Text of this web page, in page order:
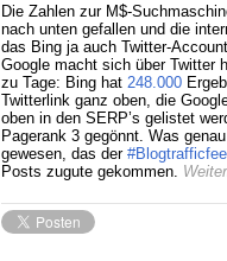
Die Zahlen zur M$-
nach unten gefallen und die
das Bing ja auch Twitter-
Google macht sich über Twitter
zu Tage: Bing hat 248.000
Twitterlink ganz oben, die
oben in den SERP’s gelistet
Pagerank 3 gegönnt. Was
gewesen, das der
Posts zugute gekommen.